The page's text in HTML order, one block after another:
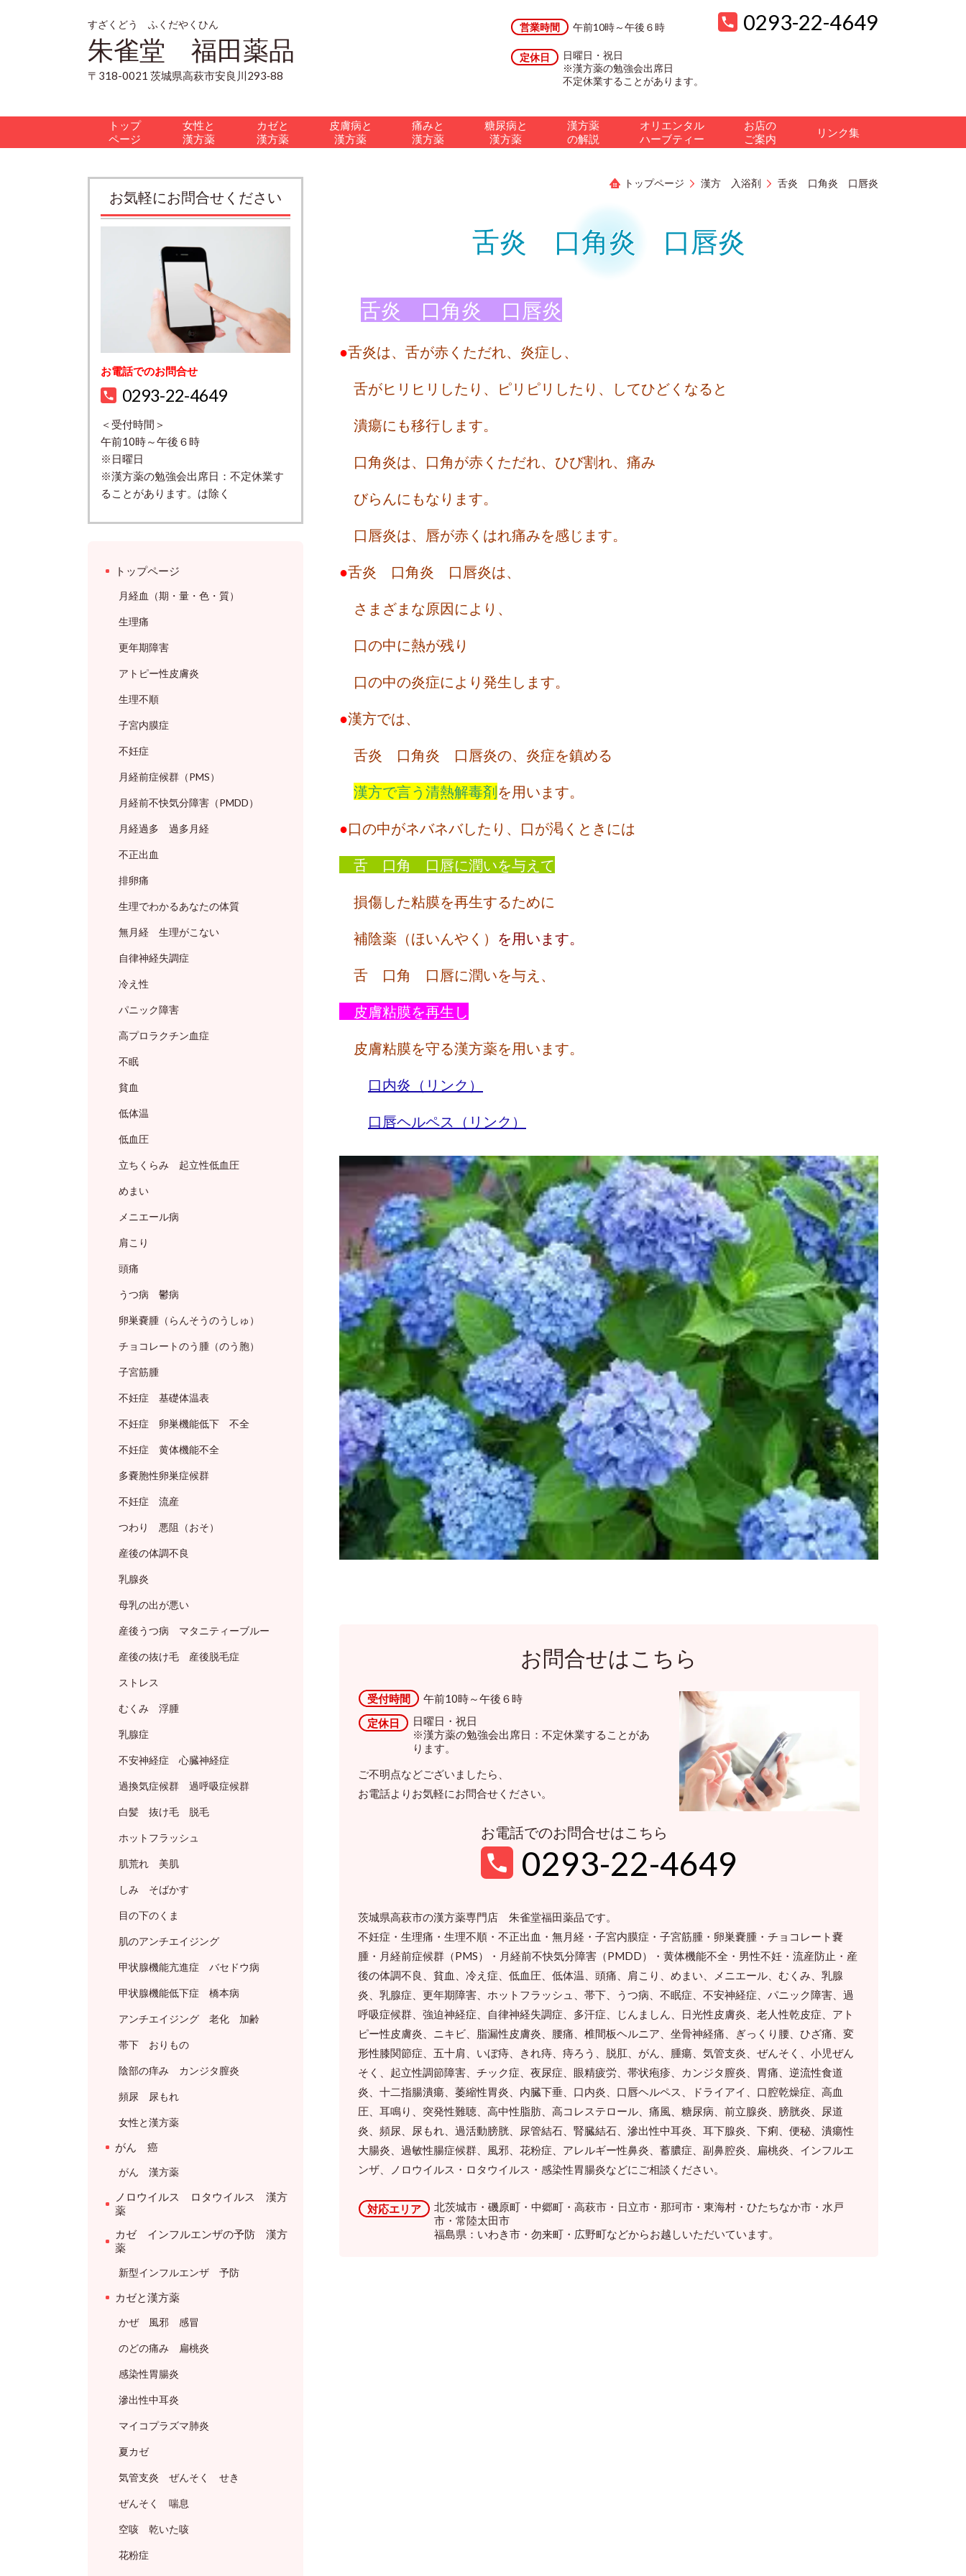
すざくどう ふくだやくひん
朱雀堂 福田薬品
〒318-0021 茨城県高萩市安良川293‐88
営業時間 午前10時～午後６時
定休日
日曜日・祝日
※漢方薬の勉強会出席日
不定休業することがあります。
0293-22-4649
トップ
ページ
女性と
漢方薬
カゼと
漢方薬
皮膚病と
漢方薬
痛みと
漢方薬
糖尿病と
漢方薬
漢方薬
の解説
オリエンタル
ハーブティー
お店の
ご案内
リンク集
トップページ 漢方 入浴剤 舌炎 口角炎 口唇炎
舌炎 口角炎 口唇炎
舌炎 口角炎 口唇炎
●舌炎は、舌が赤くただれ、炎症し、
舌がヒリヒリしたり、ピリピリしたり、してひどくなると
潰瘍にも移行します。
口角炎は、口角が赤くただれ、ひび割れ、痛み
びらんにもなります。
口唇炎は、唇が赤くはれ痛みを感じます。
●舌炎 口角炎 口唇炎は、
さまざまな原因により、
口の中に熱が残り
口の中の炎症により発生します。
●漢方では、
舌炎 口角炎 口唇炎の、炎症を鎮める
漢方で言う清熱解毒剤を用います。
●口の中がネバネバしたり、口が渇くときには
舌 口角 口唇に潤いを与えて
損傷した粘膜を再生するために
補陰薬（ほいんやく） を用います。
舌 口角 口唇に潤いを与え、
皮膚粘膜を再生し
皮膚粘膜を守る漢方薬を用います。
口内炎（リンク）
口唇ヘルペス（リンク）
お問合せはこちら
受付時間
午前10時～午後６時
定休日
日曜日・祝日
※漢方薬の勉強会出席日：不定休業することがあ
ります。
ご不明点などございましたら、
お電話よりお気軽にお問合せください。
お電話でのお問合せはこちら
0293-22-4649
茨城県高萩市の漢方薬専門店 朱雀堂福田薬品です。
不妊症・生理痛・生理不順・不正出血・無月経・子宮内膜症・子宮筋腫・卵巣嚢腫・チョコレート嚢
腫・月経前症候群（PMS）・月経前不快気分障害（PMDD）・黄体機能不全・男性不妊・流産防止・産
後の体調不良、貧血、冷え症、低血圧、低体温、頭痛、肩こり、めまい、メニエール、むくみ、乳腺
炎、乳腺症、更年期障害、ホットフラッシュ、帯下、うつ病、不眠症、不安神経症、パニック障害、過
呼吸症候群、強迫神経症、自律神経失調症、多汗症、じんましん、日光性皮膚炎、老人性乾皮症、アト
ピー性皮膚炎、ニキビ、脂漏性皮膚炎、腰痛、椎間板ヘルニア、坐骨神経痛、ぎっくり腰、ひざ痛、変
形性膝関節症、五十肩、いぼ痔、きれ痔、痔ろう、脱肛、がん、腫瘍、気管支炎、ぜんそく、小児ぜん
そく、起立性調節障害、チック症、夜尿症、眼精疲労、帯状疱疹、カンジタ膣炎、胃痛、逆流性食道
炎、十二指腸潰瘍、萎縮性胃炎、内臓下垂、口内炎、口唇ヘルペス、ドライアイ、口腔乾燥症、高血
圧、耳鳴り、突発性難聴、高中性脂肪、高コレステロール、痛風、糖尿病、前立腺炎、膀胱炎、尿道
炎、頻尿、尿もれ、過活動膀胱、尿管結石、腎臓結石、滲出性中耳炎、耳下腺炎、下痢、便秘、潰瘍性
大腸炎、過敏性腸症候群、風邪、花粉症、アレルギー性鼻炎、蓄膿症、副鼻腔炎、扁桃炎、インフルエ
ンザ、ノロウイルス・ロタウイルス・感染性胃腸炎などにご相談ください。
対応エリア
北茨城市・磯原町・中郷町・高萩市・日立市・那珂市・東海村・ひたちなか市・水戸
市・常陸太田市
福島県：いわき市・勿来町・広野町などからお越しいただいています。
お気軽にお問合せください
お電話でのお問合せ
0293-22-4649
＜受付時間＞
午前10時～午後６時
※日曜日
※漢方薬の勉強会出席日：不定休業す
ることがあります。は除く
トップページ
月経血（期・量・色・質）
生理痛
更年期障害
アトピー性皮膚炎
生理不順
子宮内膜症
不妊症
月経前症候群（PMS）
月経前不快気分障害（PMDD）
月経過多 過多月経
不正出血
排卵痛
生理でわかるあなたの体質
無月経 生理がこない
自律神経失調症
冷え性
パニック障害
高プロラクチン血症
不眠
貧血
低体温
低血圧
立ちくらみ 起立性低血圧
めまい
メニエール病
肩こり
頭痛
うつ病 鬱病
卵巣嚢腫（らんそうのうしゅ）
チョコレートのう腫（のう胞）
子宮筋腫
不妊症 基礎体温表
不妊症 卵巣機能低下 不全
不妊症 黄体機能不全
多嚢胞性卵巣症候群
不妊症 流産
つわり 悪阻（おそ）
産後の体調不良
乳腺炎
母乳の出が悪い
産後うつ病 マタニティーブルー
産後の抜け毛 産後脱毛症
ストレス
むくみ 浮腫
乳腺症
不安神経症 心臓神経症
過換気症候群 過呼吸症候群
白髪 抜け毛 脱毛
ホットフラッシュ
肌荒れ 美肌
しみ そばかす
目の下のくま
肌のアンチエイジング
甲状腺機能亢進症 バセドウ病
甲状腺機能低下症 橋本病
アンチエイジング 老化 加齢
帯下 おりもの
陰部の痒み カンジタ膣炎
頻尿 尿もれ
女性と漢方薬
がん 癌
がん 漢方薬
ノロウイルス ロタウイルス 漢方
薬
カゼ インフルエンザの予防 漢方
薬
新型インフルエンザ 予防
カゼと漢方薬
かぜ 風邪 感冒
のどの痛み 扁桃炎
感染性胃腸炎
滲出性中耳炎
マイコプラズマ肺炎
夏カゼ
気管支炎 ぜんそく せき
ぜんそく 喘息
空咳 乾いた咳
花粉症